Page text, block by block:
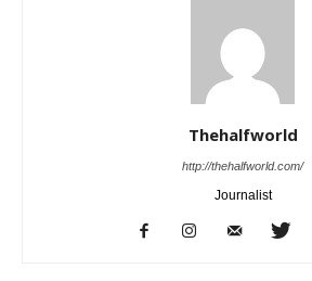
Thehalfworld
http://thehalfworld.com/
Journalist